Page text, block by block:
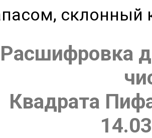
склонный
Расшифровка
Квадрата